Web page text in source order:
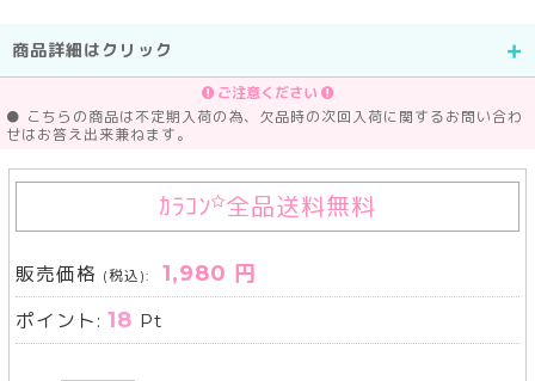
商品詳細はクリック
ご注意ください
● こちらの商品は不定期入荷の為、欠品時の次回入荷に関するお問い合わ
せはお答え出来兼ねます。
ｶﾗｺﾝ 全品送料無料
販売価格 (税込): 1,980 円
ポイント:18 Pt